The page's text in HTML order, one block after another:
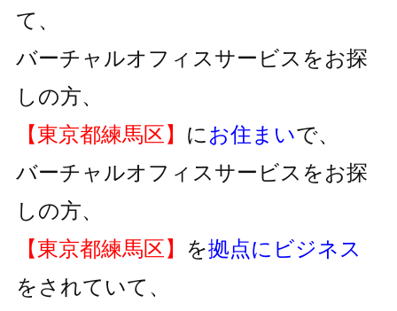
て、
バーチャルオフィスサービスをお探
しの方、
【東京都練馬区】 に お住まいで、
バーチャルオフィスサービスをお探
しの方、
【東京都練馬区】 を拠点にビジネス
をされていて、